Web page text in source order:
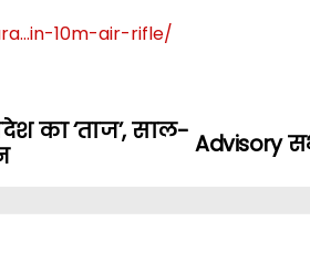
10m-air-rifle/
Advisory
का ‘ताज’, साल-